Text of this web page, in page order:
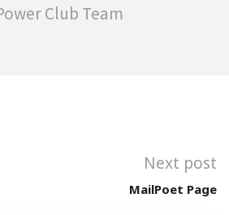
Club Team
Next post
MailPoet Page